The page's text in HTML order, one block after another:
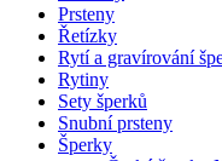
Prsteny
Řetízky
Rytí a gravírování
Rytiny
Sety šperků
Snubní prsteny
Šperky